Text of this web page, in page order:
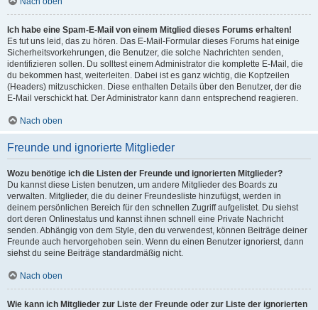
Ich habe eine Spam-E-Mail von einem Mitglied dieses Forums erhalten!
Es tut uns leid, das zu hören. Das E-Mail-Formular dieses Forums hat einige
Sicherheitsvorkehrungen, die Benutzer, die solche Nachrichten senden,
identifizieren sollen. Du solltest einem Administrator die komplette E-Mail, die
du bekommen hast, weiterleiten. Dabei ist es ganz wichtig, die Kopfzeilen
(Headers) mitzuschicken. Diese enthalten Details über den Benutzer, der die
E-Mail verschickt hat. Der Administrator kann dann entsprechend reagieren.
Nach oben
Freunde und ignorierte Mitglieder
Wozu benötige ich die Listen der Freunde und ignorierten Mitglieder?
Du kannst diese Listen benutzen, um andere Mitglieder des Boards zu
verwalten. Mitglieder, die du deiner Freundesliste hinzufügst, werden in
deinem persönlichen Bereich für den schnellen Zugriff aufgelistet. Du siehst
dort deren Onlinestatus und kannst ihnen schnell eine Private Nachricht
senden. Abhängig von dem Style, den du verwendest, können Beiträge deiner
Freunde auch hervorgehoben sein. Wenn du einen Benutzer ignorierst, dann
siehst du seine Beiträge standardmäßig nicht.
Nach oben
Wie kann ich Mitglieder zur Liste der Freunde oder zur Liste der ignorierten